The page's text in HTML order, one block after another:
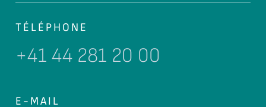
TÉLÉPHONE
+41 44 281 20 00
E-MAIL